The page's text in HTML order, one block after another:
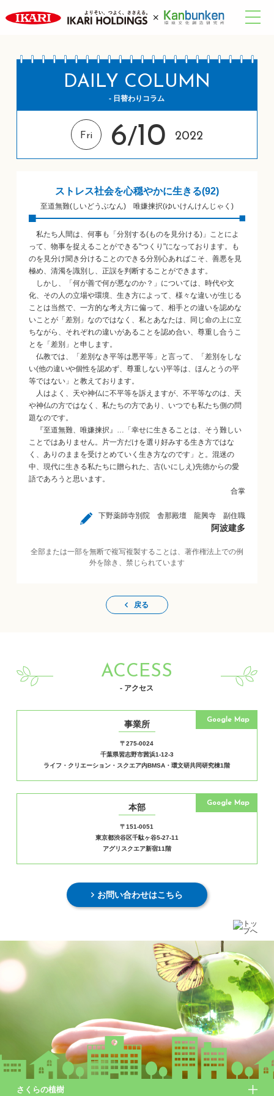
DAILY COLUMN
- 日替わりコラム
Fri 6/10 2022
ストレス社会を心穏やかに生きる(92)
至道無難(しいどうぶなん) 唯嫌揀択(ゆいけんけんじゃく)
私たち人間は、何事も「分別する(ものを見分ける)」ことによ
って、物事を捉えることができる"つくり"になっております。も
のを見分け聞き分けることのできる分別心あればこそ、善悪を見
極め、清濁を識別し、正誤を判断することができます。
しかし、「何が善で何が悪なのか？」については、時代や文
化、その人の立場や環境、生き方によって、様々な違いが生じる
ことは当然で、一方的な考え方に偏って、相手との違いを認めな
いことが「差別」なのではなく、私とあなたは、同じ命の上に立
ちながら、それぞれの違いがあることを認め合い、尊重し合うこ
とを「差別」と申します。
仏教では、「差別なき平等は悪平等」と言って、「差別をしな
い(他の違いや個性を認めず、尊重しない)平等は、ほんとうの平
等ではない」と教えております。
人はよく、天や神仏に不平等を訴えますが、不平等なのは、天
や神仏の方ではなく、私たちの方であり、いつでも私たち側の問
題なのです。
『至道無難、唯嫌揀択』…「幸せに生きることは、そう難しい
ことではありません。片一方だけを選り好みする生き方ではな
く、ありのままを受けとめていく生き方なのです」と。混迷の
中、現代に生きる私たちに贈られた、古(いにしえ)先徳からの愛
語であろうと思います。
合掌
下野薬師寺別院 舎那殿壇 龍興寺 副住職
阿波建多
全部または一部を無断で複写複製することは、著作権法上での例
外を除き、禁じられています
戻る
ACCESS
- アクセス
事業所
〒275-0024
千葉県習志野市茜浜1-12-3
ライフ・クリエーション・スクエア内BMSA・環文研共同研究棟1階
Google Map
本部
〒151-0051
東京都渋谷区千駄ヶ谷5-27-11
アグリスクエア新宿11階
Google Map
お問い合わせはこちら
さくらの植樹